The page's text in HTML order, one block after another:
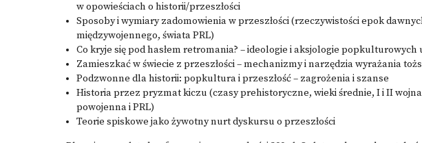
w opowieściach o historii/przeszłości
Sposoby i wymiary zadomowienia w przeszłości (rzeczywistości epok
międzywojennego, świata PRL)
Co kryje się pod hasłem retromania? – ideologie i aksjologie popkulturowych
Zamieszkać w świecie z przeszłości – mechanizmy i narzędzia wyrażania
Podzwonne dla historii: popkultura i przeszłość – zagrożenia i szanse
Historia przez pryzmat kiczu (czasy prehistoryczne, wieki średnie, I i II
powojenna i PRL)
Teorie spiskowe jako żywotny nurt dyskursu o przeszłości